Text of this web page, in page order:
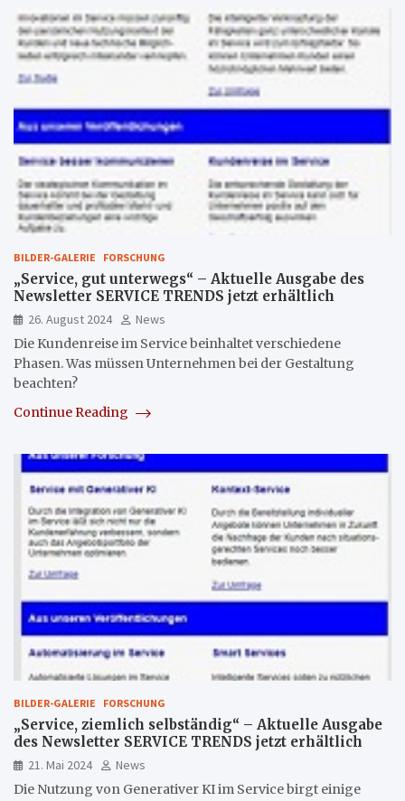
BILDER-GALERIE FORSCHUNG
„Service, gut unterwegs“ – Aktuelle Ausgabe des
Newsletter SERVICE TRENDS jetzt erhältlich
26. August 2024
News
Die Kundenreise im Service beinhaltet verschiedene
Phasen. Was müssen Unternehmen bei der Gestaltung
beachten?
Continue Reading
BILDER-GALERIE FORSCHUNG
„Service, ziemlich selbständig“ – Aktuelle Ausgabe
des Newsletter SERVICE TRENDS jetzt erhältlich
21. Mai 2024
News
Die Nutzung von Generativer KI im Service birgt einige